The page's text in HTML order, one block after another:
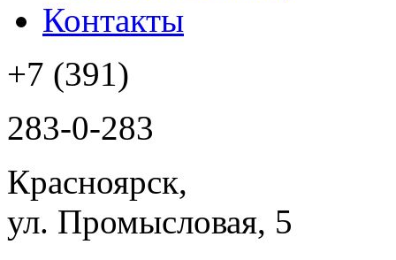
Контакты
+7 (391)
283-0-283
Красноярск,
ул. Промысловая, 5